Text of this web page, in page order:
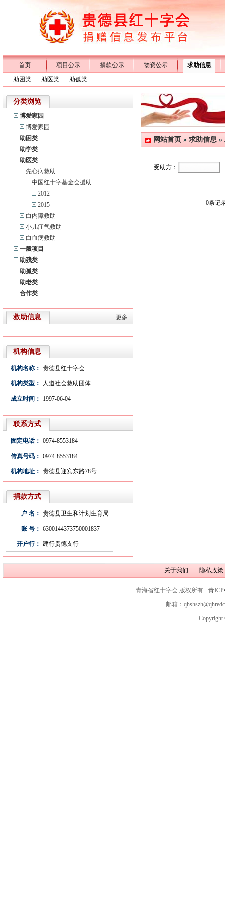
首页 项目公示 捐款公示 物资公示
求助信息
助困类
助医类 助孤类
分类浏览
博爱家园
博爱家园
助困类
助学类
助医类
先心病救助
中国红十字基金会援助
2012
2015
白内障救助
小儿疝气救助
白血病救助
一般项目
助残类
助孤类
助老类
合作类
更多
救助信息
机构信息
机构名称： 贵德县红十字会
机构类型： 人道社会救助团体
成立时间： 1997-06-04
联系方式
固定电话： 0974-8553184
传真号码： 0974-8553184
机构地址： 贵德县迎宾东路78号
捐款方式
户 名： 贵德县卫生和计划生育局
账 号： 6300144373750001837
开户行： 建行贵德支行
网站首页 » 求助信息 »
受助方：
0条记
关于我们 - 隐私政
青海省红十字会 版权所有 - 青ICP
邮箱：
Copyright